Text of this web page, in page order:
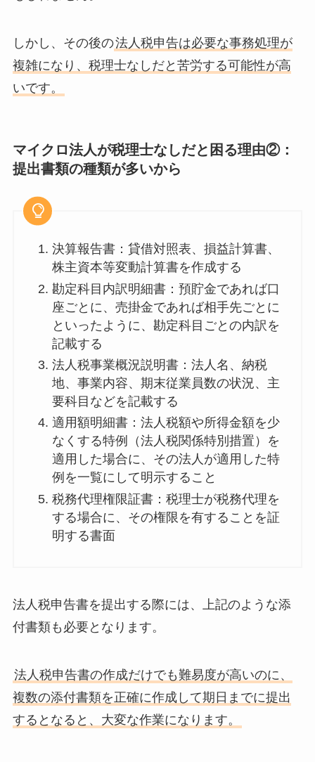
しかし、その後の法人税申告は必要な事務処理が
複雑になり、税理士なしだと苦労する可能性が高
いです。
マイクロ法人が税理士なしだと困る理由②：
提出書類の種類が多いから
決算報告書：貸借対照表、損益計算書、
株主資本等変動計算書を作成する
勘定科目内訳明細書：預貯金であれば口
座ごとに、売掛金であれば相手先ごとに
といったように、勘定科目ごとの内訳を
記載する
法人税事業概況説明書：法人名、納税
地、事業内容、期末従業員数の状況、主
要科目などを記載する
適用額明細書：法人税額や所得金額を少
なくする特例（法人税関係特別措置）を
適用した場合に、その法人が適用した特
例を一覧にして明示すること
税務代理権限証書：税理士が税務代理を
する場合に、その権限を有することを証
明する書面
法人税申告書を提出する際には、上記のような添
付書類も必要となります。
法人税申告書の作成だけでも難易度が高いのに、
複数の添付書類を正確に作成して期日までに提出
するとなると、大変な作業になります。